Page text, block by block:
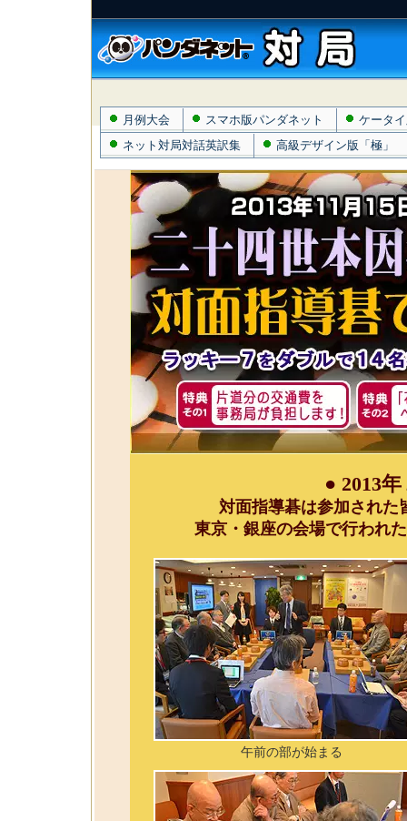
月例大会 スマホ版パンダネット
ケータ
ネット対局対話英訳集
高級デザイン版「極」
● 2013
対面指導碁は参加された
東京・銀座の会場で行われ
午前の部が始まる